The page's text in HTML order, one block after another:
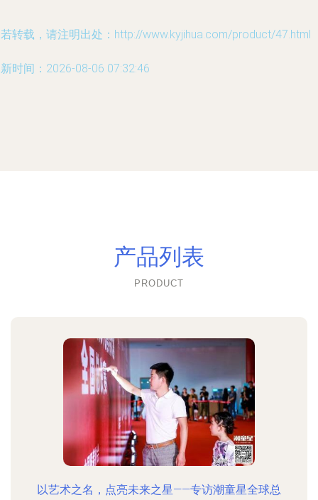
转载，请注明出处：http://www.kyjihua.com/product/47.html
时间：2026-08-06 07:32:46
产品列表
PRODUCT
以艺术之名，点亮未来之星——专访潮童星全球总